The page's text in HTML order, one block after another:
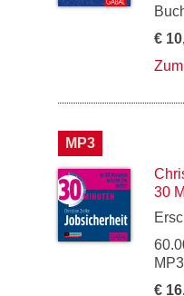
€
MP3
30
€